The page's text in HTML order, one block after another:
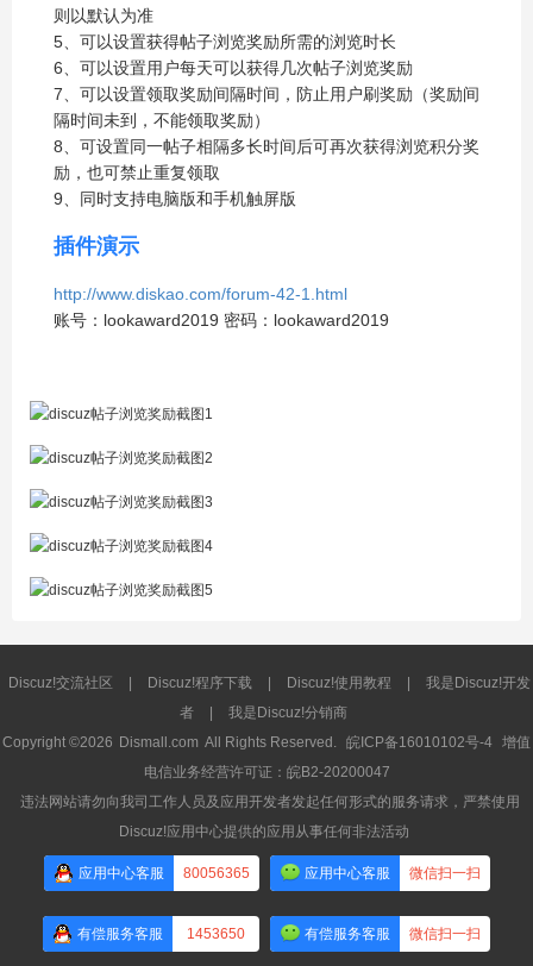
则以默认为准
5、可以设置获得帖子浏览奖励所需的浏览时长
6、可以设置用户每天可以获得几次帖子浏览奖励
7、可以设置领取奖励间隔时间，防止用户刷奖励（奖励间
隔时间未到，不能领取奖励）
8、可设置同一帖子相隔多长时间后可再次获得浏览积分奖
励，也可禁止重复领取
9、同时支持电脑版和手机触屏版
插件演示
http://www.diskao.com/forum-42-1.html
账号：lookaward2019 密码：lookaward2019
Discuz!交流社区 Discuz!程序下载 Discuz!使用教程
我是Discuz!开发
者
我是Discuz!分销商
Copyright ©2026 Dismall.com All Rights Reserved. 皖ICP备16010102号-4 增值
电信业务经营许可证：皖B2-20200047
违法网站请勿向我司工作人员及应用开发者发起任何形式的服务请求，严禁使用
Discuz!应用中心提供的应用从事任何非法活动
应用中心客服 80056365 应用中心客服 微信扫一扫
有偿服务客服 1453650 有偿服务客服 微信扫一扫